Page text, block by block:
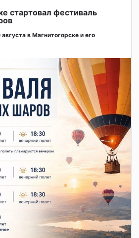
стартовал фестиваль
в Магнитогорске и его